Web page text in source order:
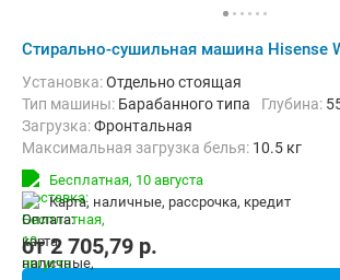
Стирально-сушильная машина Hisense
Установка:Отдельно стоящая
Тип машины: Барабанного типа Глубина:
загрузка:Фронтальная
Максимальная загрузка белья: 10.5 кг
Количество программ:
Материал бака:
Нерж. сталь
Дополнительные функции:
Выбор
Безопасность:Защита от протечек, Защита
Ширина:59.5 см
Бесплатная, 10 августа
карта, наличные, рассрочка, кредит
от2 705,79 p.